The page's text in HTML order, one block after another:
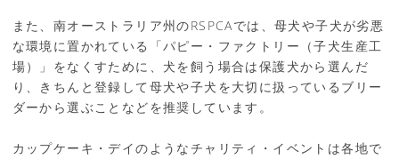
また、南オーストラリア州のRSPCAでは、母犬や子犬が劣悪
な環境に置かれている「パピー・ファクトリー（子犬生産工
場）」をなくすために、犬を飼う場合は保護犬から選んだ
り、きちんと登録して母犬や子犬を大切に扱っているブリー
ダーから選ぶことなどを推奨しています。
カップケーキ・デイのようなチャリティ・イベントは各地で